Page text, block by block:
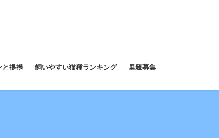
と提携 飼いやすい猫種ランキング 里親募集